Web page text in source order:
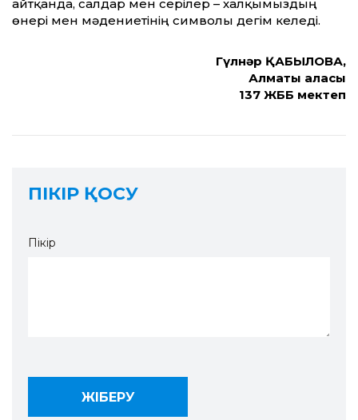
айтқанда, салдар мен серілер – халқымыздың
өнері мен мәдениетінің символы дегім келеді.
Гүлнәр ҚАБЫЛОВА,
Алматы қаласы
137 ЖББ мектеп
ПІКІР ҚОСУ
Пікір